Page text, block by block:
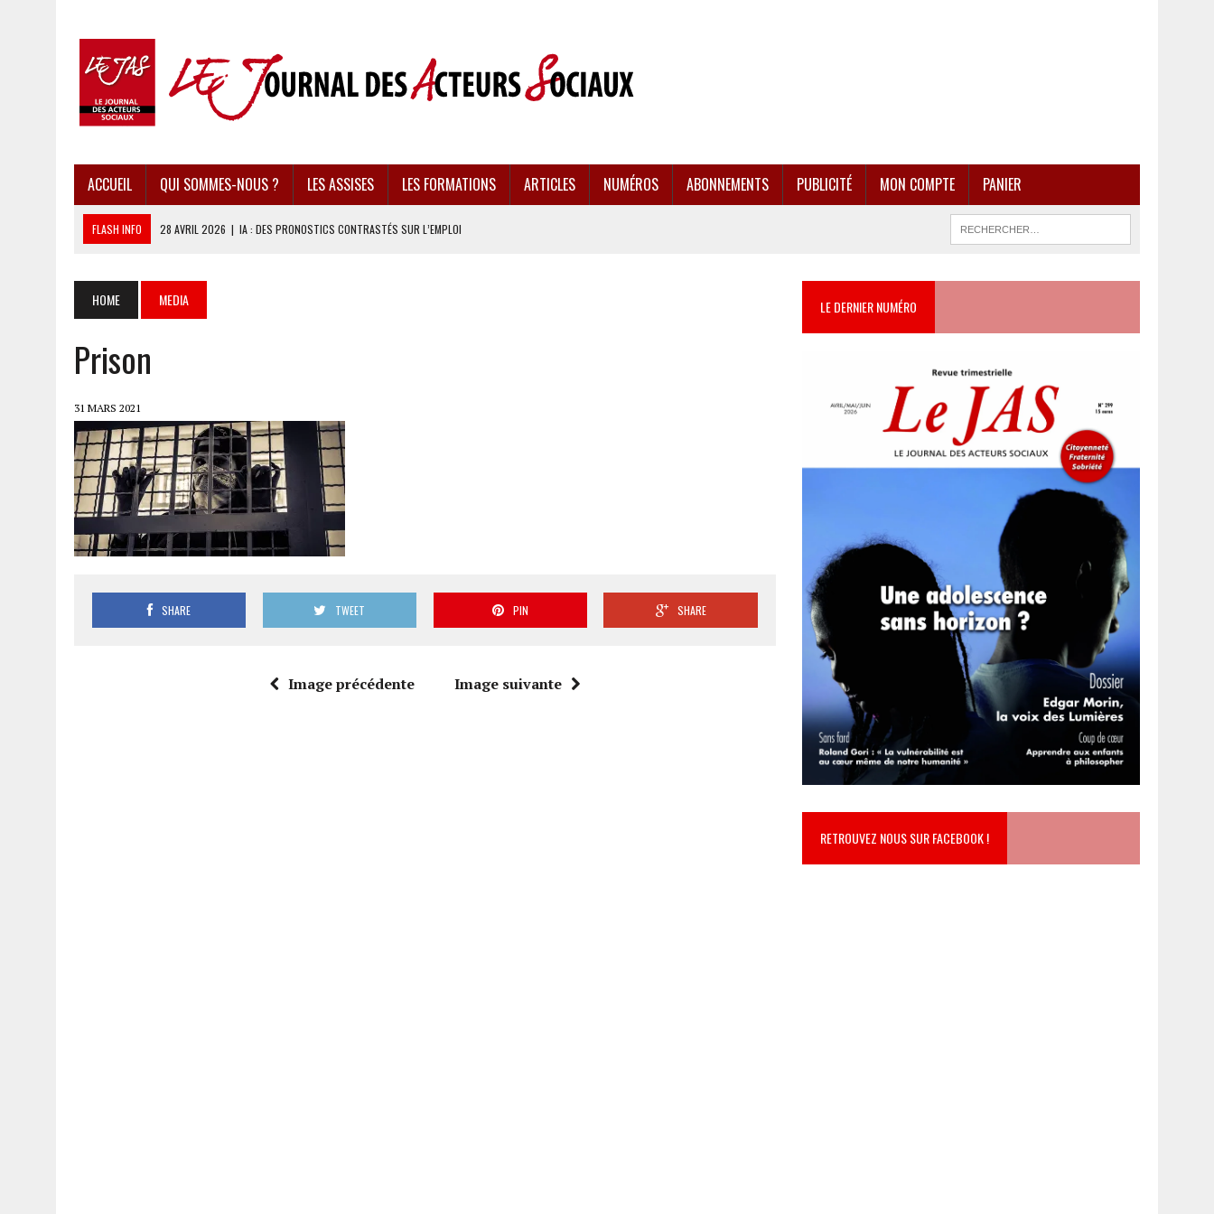
ACCUEIL QUI SOMMES-NOUS ? LES ASSISES LES FORMATIONS ARTICLES NUMÉROS ABONNEMENTS PUBLICITÉ MON COMPTE PANIER
FLASH INFO 28 AVRIL 2026 | IA : DES PRONOSTICS CONTRASTÉS SUR L’EMPLOI
28 AVRIL 2026 | PRESSE D’INFORMATION : UNE ÉCONOMIE DANGEREUSEMENT FRAGILISÉE
28 AVRIL 2026
HOME MEDIA
Prison
31 MARS 2021
SHARE TWEET PIN SHARE
Image précédente Image suivante
LE DERNIER NUMÉRO
RETROUVEZ NOUS SUR FACEBOOK !